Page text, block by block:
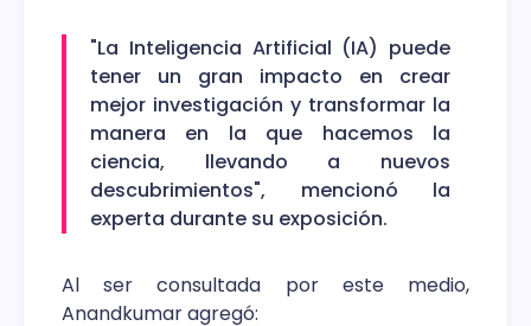
"La Inteligencia Artificial (IA) puede
tener un gran impacto en crear
mejor investigación y transformar la
manera en la que hacemos la
ciencia, llevando a nuevos
descubrimientos", mencionó la
experta durante su exposición.
Al ser consultada por este medio,
Anandkumar agregó: